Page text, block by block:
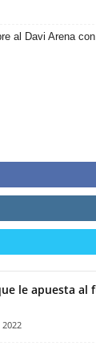
al Davi Arena
le apuesta al